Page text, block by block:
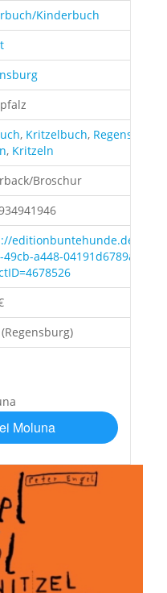
Kinderbuch
, Kritzelbuch, Regensburg
, Kritzeln
Broschur
editionbuntehunde.de/
a448-04191d6789a2.sf/
Moluna